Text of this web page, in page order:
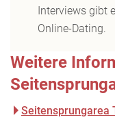
Interviews gibt
Online-Dating.
Weitere
Seitensprungarea